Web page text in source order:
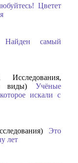
Цветет
Найден самый
виды) Учёные
искали с
Это
лет